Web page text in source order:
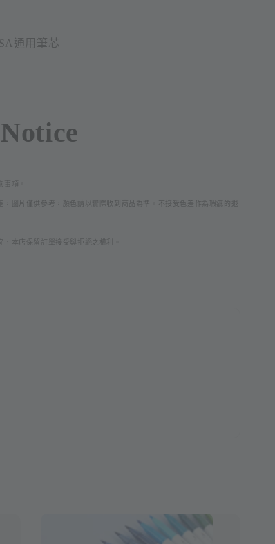
通用筆芯
事項。
，圖片僅供參考，顏色請以實際收到商品為準。不接受色差作為瑕疵的退
，本店保留訂單接受與拒絕之權利。